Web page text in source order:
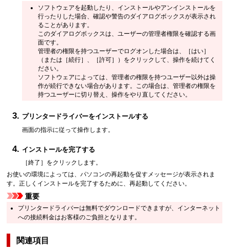
ソフトウェアを起動したり、インストールやアンインストールを
行ったりした場合、確認や警告のダイアログボックスが表示され
ることがあります。
このダイアログボックスは、ユーザーの管理者権限を確認する画
面です。
管理者の権限を持つユーザーでログオンした場合は、
［はい］
（または ［続行］ ［許可］
）をクリックして、操作を続けてく
ださい。
ソフトウェアによっては、管理者の権限を持つユーザー以外は操
作が続行できない場合があります。
この場合は、管理者の権限を
持つユーザーに切り替え、操作をやり直してください。
プリンタードライバーをインストールする
画面の指示に従って操作します。
インストールを完了する
［終了］ をクリックします。
お使いの環境によっては、パソコンの再起動を促すメッセージが表示されま
す。正しくインストールを完了するために、再起動してください。
重要
プリンタードライバーは無料でダウンロードできますが、インターネット
への接続料金はお客様のご負担となります。
関連項目